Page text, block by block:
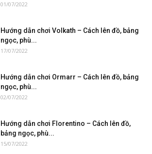
01/07/2022
Hướng dẫn chơi Volkath – Cách lên đồ, bảng
ngọc, phù...
17/07/2022
Hướng dẫn chơi Ormarr – Cách lên đồ, bảng
ngọc, phù...
02/07/2022
Hướng dẫn chơi Florentino – Cách lên đồ,
bảng ngọc, phù...
15/07/2022